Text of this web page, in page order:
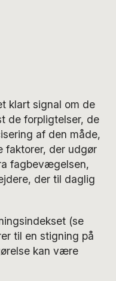
klart signal om de
de forpligtelser, de
af den måde,
faktorer, der udgør
fagbevægelsen,
der til daglig
(se
til en stigning på
kan være